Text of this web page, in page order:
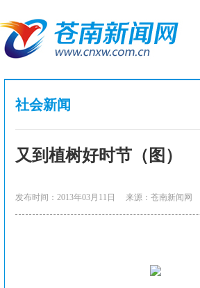
社会新闻
又到植树好时节（图）
发布时间：2013年03月11日 来源：苍南新闻网